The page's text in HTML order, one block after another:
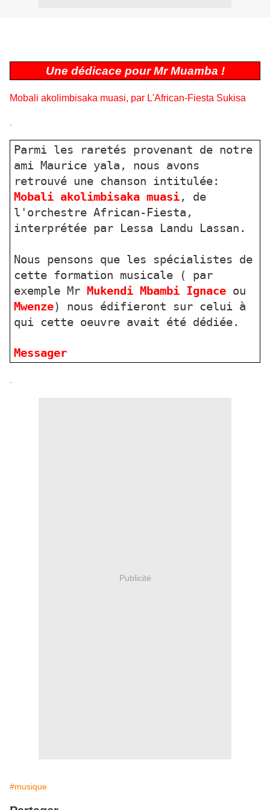
Une dédicace pour Mr Muamba !
Mobali akolimbisaka muasi, par L'African-Fiesta Sukisa
.
Parmi les raretés provenant de notre
ami Maurice yala, nous avons
retrouvé une chanson intitulée:
Mobali akolimbisaka muasi, de
l'orchestre African-Fiesta,
interprétée par Lessa Landu Lassan.
Nous pensons que les spécialistes de
cette formation musicale ( par
exemple Mr Mukendi Mbambi Ignaceou
Mwenze) nous édifieront sur celui à
qui cette oeuvre avait été dédiée.
Messager
Publicité
#musique